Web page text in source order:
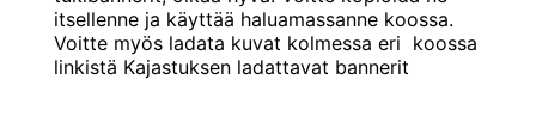
itsellenne ja käyttää haluamassanne koossa.
Voitte myös ladata kuvat kolmessa eri koossa
linkistä Kajastuksen ladattavat bannerit